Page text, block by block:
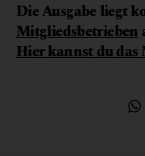
Die Ausgabe liegt
Mitgliedsbetrieben
Hier kannst du das